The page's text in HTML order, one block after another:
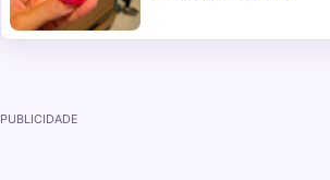
PUBLICIDADE